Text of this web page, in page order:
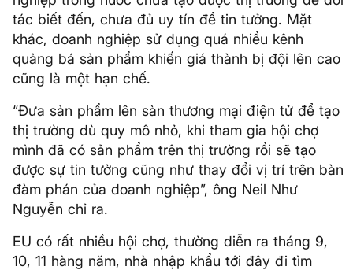
tác biết đến, chưa đủ uy tín để tin tưởng. Mặt
khác, doanh nghiệp sử dụng quá nhiều kênh
quảng bá sản phẩm khiến giá thành bị đội lên cao
cũng là một hạn chế.
“Đưa sản phẩm lên sàn thương mại điện tử để tạo
thị trường dù quy mô nhỏ, khi tham gia hội chợ
mình đã có sản phẩm trên thị trường rồi sẽ tạo
được sự tin tưởng cũng như thay đổi vị trí trên bàn
đàm phán của doanh nghiệp”, ông Neil Như
Nguyễn chỉ ra.
EU có rất nhiều hội chợ, thường diễn ra tháng 9,
10, 11 hàng năm, nhà nhập khẩu tới đây đi tìm